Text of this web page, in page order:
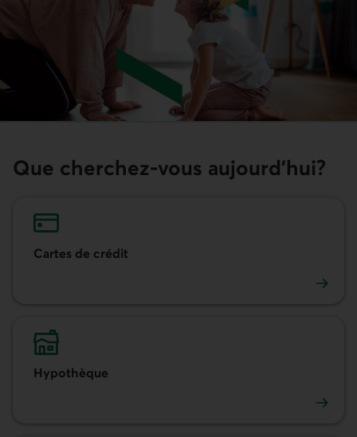
Que cherchez-vous aujourd'hui?
Cartes de crédit
Hypothèque